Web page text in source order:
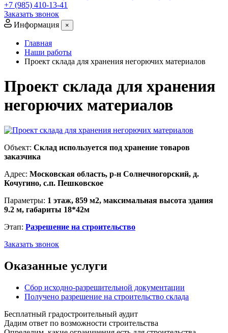
+7 (985) 410-13-41
Заказать звонок
Информация
×
Главная
Наши работы
Проект склада для хранения негорючих материалов
Проект склада для хранения
негорючих материалов
Объект: Склад используется под хранение товаров
заказчика
Адрес: Московская область, р-н Солнечногорский, д.
Кочугино, с.п. Пешковское
Параметры: 1 этаж, 859 м2, максимальная высота здания
9.2 м, габариты 18*42м
Этап: Разрешение на строительство
Заказать звонок
Оказанные услуги
Cбор исходно-разрешительной документации
Получено разрешение на строительство склада
Бесплатный градостроительный аудит
Дадим ответ по возможности строительства